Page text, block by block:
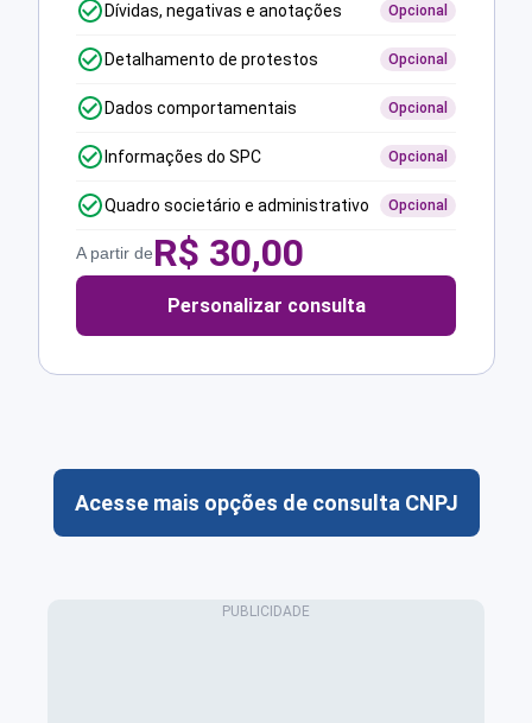
Dívidas, negativas e anotações Opcional
Detalhamento de protestos Opcional
Dados comportamentais Opcional
Informações do SPC Opcional
Quadro societário e administrativo Opcional
A partir deR$ 30,00
Personalizar consulta
Acesse mais opções de consulta CNPJ